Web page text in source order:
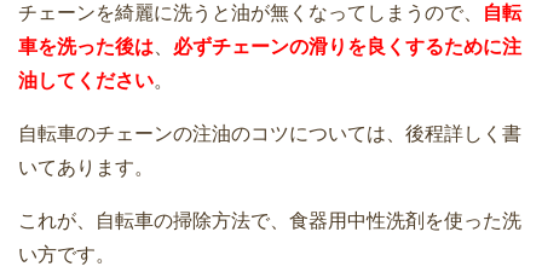
チェーンを綺麗に洗うと油が無くなってしまうので、
自転
車を洗った後は
必ずチェーンの滑りを良くするために注
油してください。
自転車のチェーンの注油のコツについては、後程詳しく書
いてあります。
これが、自転車の掃除方法で、食器用中性洗剤を使った洗
い方です。